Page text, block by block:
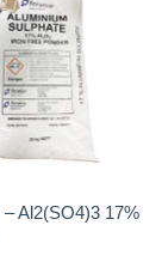
– Al2(SO4)3 17%